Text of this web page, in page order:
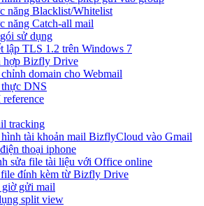
năng Blacklist/Whitelist
năng Catch-all mail
sử dụng
lập TLS 1.2 trên Windows 7
hợp Bizfly Drive
domain cho Webmail
DNS
tracking
tài khoản mail BizflyCloud vào Gmail
thoại iphone
sửa file tài liệu với Office online
đính kèm từ Bizfly Drive
giờ gửi mail
split view